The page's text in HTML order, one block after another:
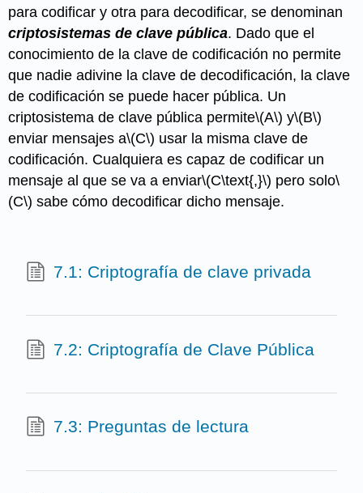
para codificar y otra para decodificar, se denominan
criptosistemas de clave pública. Dado que el
conocimiento de la clave de codificación no permite
que nadie adivine la clave de decodificación, la clave
de codificación se puede hacer pública. Un
criptosistema de clave pública permite\(A\) y\(B\)
enviar mensajes a\(C\) usar la misma clave de
codificación. Cualquiera es capaz de codificar un
mensaje al que se va a enviar\(C\text{,}\) pero solo\
(C\) sabe cómo decodificar dicho mensaje.
7.1: Criptografía de clave privada
7.2: Criptografía de Clave Pública
7.3: Preguntas de lectura